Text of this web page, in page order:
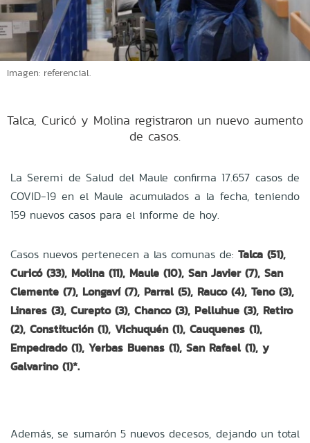
Imagen: referencial.
Talca, Curicó y Molina registraron un nuevo aumento
de casos.
La Seremi de Salud del Maule confirma 17.657 casos de
COVID-19 en el Maule acumulados a la fecha, teniendo
159 nuevos casos para el informe de hoy.
Casos nuevos pertenecen a las comunas de: Talca (51),
Curicó (33), Molina (11), Maule (10), San Javier (7), San
Clemente (7), Longaví (7), Parral (5), Rauco (4), Teno (3),
Linares (3), Curepto (3), Chanco (3), Pelluhue (3), Retiro
(2), Constitución (1), Vichuquén (1), Cauquenes (1),
Empedrado (1), Yerbas Buenas (1), San Rafael (1), y
Galvarino (1)*.
Además, se sumarón 5 nuevos decesos, dejando un total